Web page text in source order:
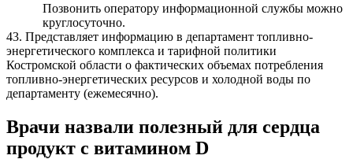
Позвонить оператору информационной службы можно
круглосуточно.
43. Представляет информацию в департамент топливно-
энергетического комплекса и тарифной политики
Костромской области о фактических объемах потребления
топливно-энергетических ресурсов и холодной воды по
департаменту (ежемесячно).
Врачи назвали полезный для сердца
продукт с витамином D